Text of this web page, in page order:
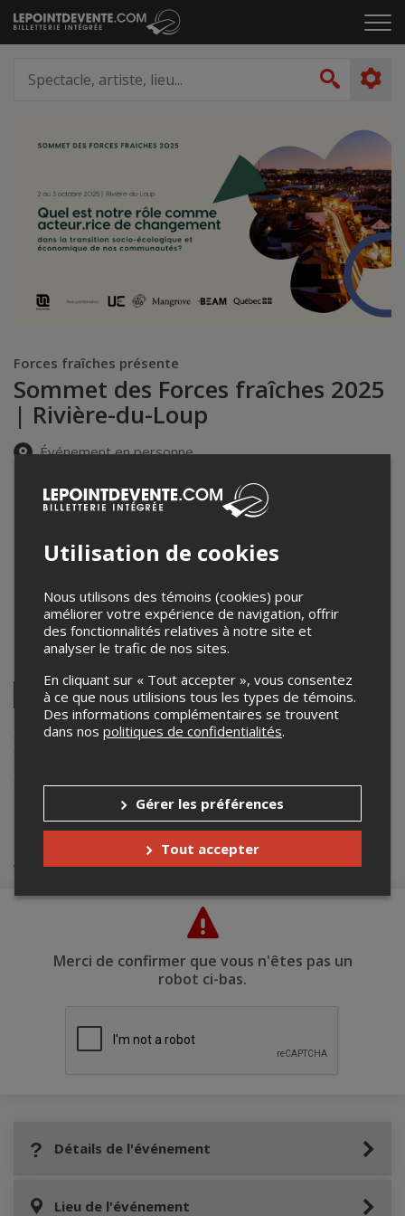
Passer
au
le
artiste,
lieu...
Forces fraîches présente
Sommet des Forces fraîches 2025
| Rivière-du-Loup
Événement en personne
9h00 – 19h00 / Entrée: 8h30
80, rue Frontenac,Rivière-du-Loup,QC,
Musée du Bas-Saint-Laurent
Univers Emploi
37 Rue Delage,,Rivière-du-Loup, QC,QC,Canada
Facebook
Twitter
LinkedinPinterest Envoyer
courriel
Lepointdevente.com agit à titre de mandataire pour
Pour plus d’information à propos de cet événement, veuillez
contacter l’organisateur de l’événement,Mangrove
david@mangrovemtl.com.
Achat de billets
Merci de confirmer que vous n'êtes pas un
robot ci-bas.
Détails de l'événement
Lieu de l'événement
Utilisation de cookies
Nous utilisons des témoins (cookies) pour
améliorer votre expérience de navigation, offrir
des fonctionnalités relatives à notre site et
analyser le trafic de nos sites.
En cliquant sur « Tout accepter », vous consentez
à ce que nous utilisions tous les types de témoins.
Des informations complémentaires se trouvent
dans nos politiques de confidentialités.
Gérer les préférences
Tout accepter